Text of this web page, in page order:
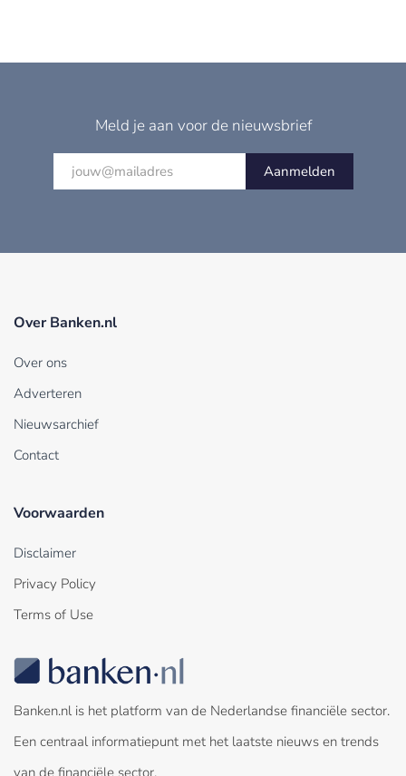
Meld je aan voor de nieuwsbrief
Aanmelden
Over Banken.nl
Over ons
Adverteren
Nieuwsarchief
Contact
Voorwaarden
Disclaimer
Privacy Policy
Terms of Use
Banken.nl is het platform van de Nederlandse financiële sector.
Een centraal informatiepunt met het laatste nieuws en trends
van de financiële sector.